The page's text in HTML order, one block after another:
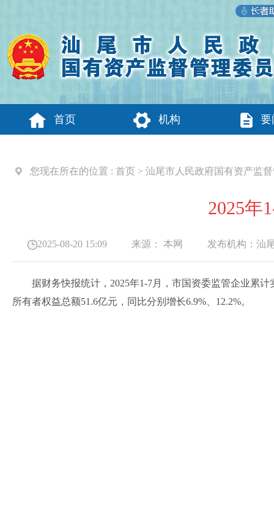
首页 机构 要
您现在所在的位置 : 首页 > 汕尾市人民政府国有资产监
2025年
2025-08-20 15:09 来源： 本网 发布机构： 汕
据财务快报统计，2025年1-7月，市国资委监管企业累计
所有者权益总额51.6亿元，同比分别增长6.9%、12.2%。